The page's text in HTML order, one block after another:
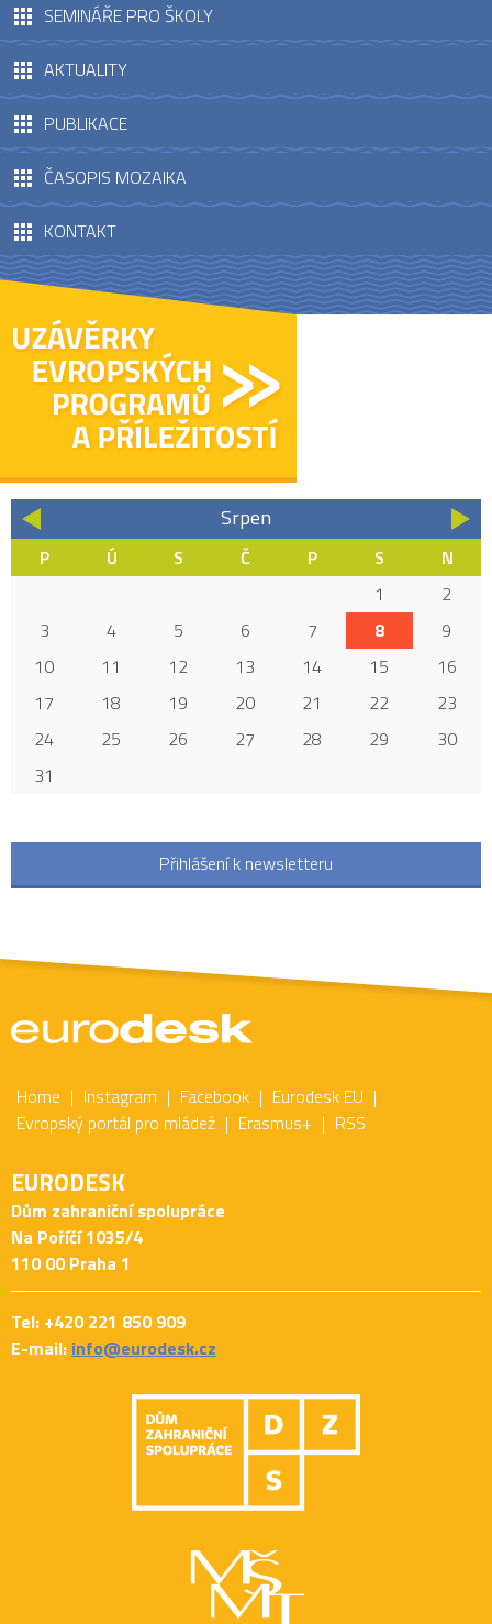
SEMINÁŘE PRO ŠKOLY
AKTUALITY
PUBLIKACE
ČASOPIS MOZAIKA
KONTAKT
Srpen
«
P Ú S Č P S
N
1
2
3
4 5 6 7 8
9
10
11 12 13 14 15
16
17
18 19 20 21 22
23
24
25 26 27 28 29
30
31
Přihlášení k newsletteru
Home Instagram Facebook
Eurodesk EU
Evropský portál pro mládež
Erasmus+ RSS
EURODESK
Dům zahraniční spolupráce
Na Poříčí 1035/4
110 00 Praha 1
Tel: +420 221 850 909
E-mail: info@eurodesk.cz